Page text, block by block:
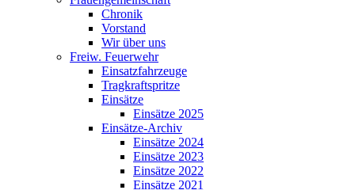
Chronik
Vorstand
Wir über uns
Freiw. Feuerwehr
Einsatzfahrzeuge
Tragkraftspritze
Einsätze
Einsätze 2025
Einsätze-Archiv
Einsätze 2024
Einsätze 2023
Einsätze 2022
Einsätze 2021